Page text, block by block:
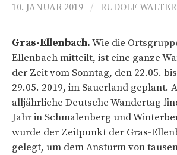
10. JANUAR 2019 / RUDOLF WALTER
Gras-Ellenbach.Wie die
Ellenbach mitteilt, ist eine ganze
der Zeit vom Sonntag, den 22.05.
29.05. 2019, im Sauerland geplant.
alljährliche Deutsche Wandertag
Jahr in Schmalenberg und
wurde der Zeitpunkt der Gras-
gelegt, um dem Ansturm von